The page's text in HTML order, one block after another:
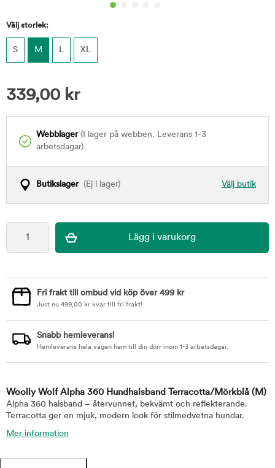
Välj storlek:
S M L XL
339,00 kr
Webblager(I lager på webben. Leverans 1-3
arbetsdagar)
Välj butik
Butikslager(Ej i lager)
Fri frakt till ombud vid köp över 499 kr
Just nu 499,00 kr kvar till fri frakt!
Snabb hemleverans!
Hemleverans hela vägen hem till din dörr inom 1-3 arbetsdagar.
Woolly Wolf Alpha 360 Hundhalsband Terracotta/Mörkblå (M)
Alpha 360 halsband – återvunnet, bekvämt och reflekterande.
Terracotta ger en mjuk, modern look för stilmedvetna hundar.
Mer information